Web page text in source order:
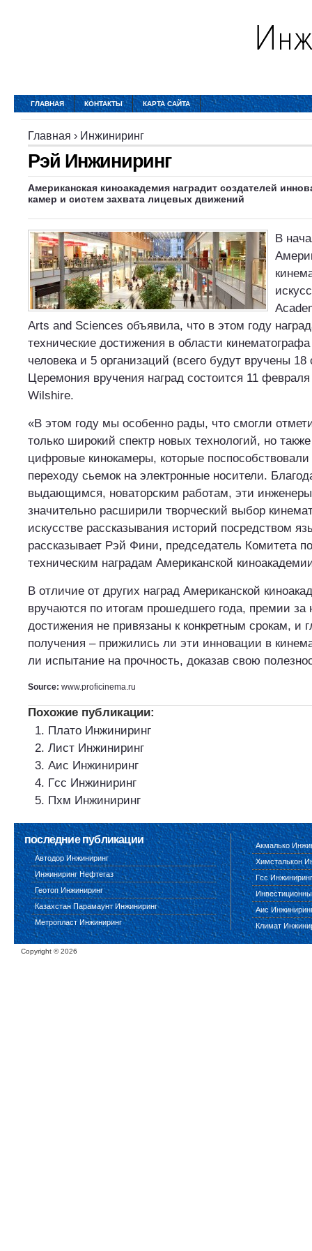
ГЛАВНАЯ КОНТАКТЫ КАРТА САЙТА
Главная › Инжиниринг
Рэй Инжиниринг
Американская киноакадемия наградит создателей
камер и систем захвата лицевых движений
В
Arts and Sciences объявила, что в этом году
технические достижения в области
человека и 5 организаций (всего будут вручены
Церемония вручения наград состоится 11
Wilshire.
«В этом году мы особенно рады, что смогли
только широкий спектр новых технологий, но
цифровые кинокамеры, которые
переходу сьемок на электронные носители.
выдающимся, новаторским работам, эти инженеры
значительно расширили творческий выбор
искусстве рассказывания историй посредством
рассказывает Рэй Фини, председатель Комитета
техническим наградам Американской
В отличие от других наград Американской
вручаются по итогам прошедшего года, премии за
достижения не привязаны к конкретным срокам, и
получения – прижились ли эти инновации в
ли испытание на прочность, доказав свою
Source: www.proficinema.ru
Похожие публикации:
Плато Инжиниринг
Лист Инжиниринг
Аис Инжиниринг
Гсс Инжиниринг
Пхм Инжиниринг
последние публикации
Автодор Инжиниринг
Инжиниринг Нефтегаз
Геотоп Инжиниринг
Казахстан Парамаунт Инжиниринг
Метропласт Инжиниринг
Акмалько
Химсталькон
Гсс Инжиниринг
Аис
Климат
Copyright ©2026